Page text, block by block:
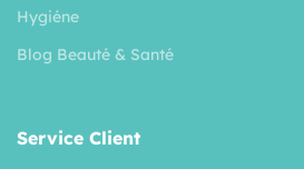
Hygiéne
Blog Beauté & Santé
Service Client